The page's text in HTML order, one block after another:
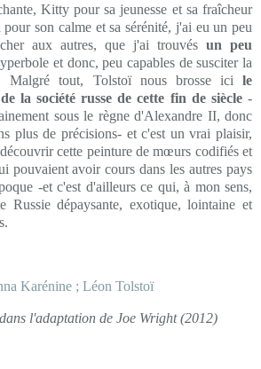
Kitty pour sa jeunesse et sa fraîcheur
son calme et sa sérénité, j'ai eu un peu
aux autres, que j'ai trouvés un peu
et donc, peu capables de susciter la
Malgré tout, Tolstoï nous brosse ici le
la société russe de cette fin de siècle-
sous le règne d'Alexandre II, donc
plus de précisions- et c'est un vrai plaisir,
cette peinture de mœurs codifiés et
pouvaient avoir cours dans les autres pays
-et c'est d'ailleurs ce qui, à mon sens,
Russie dépaysante, exotique, lointaine et
l'adaptation de Joe Wright (2012)